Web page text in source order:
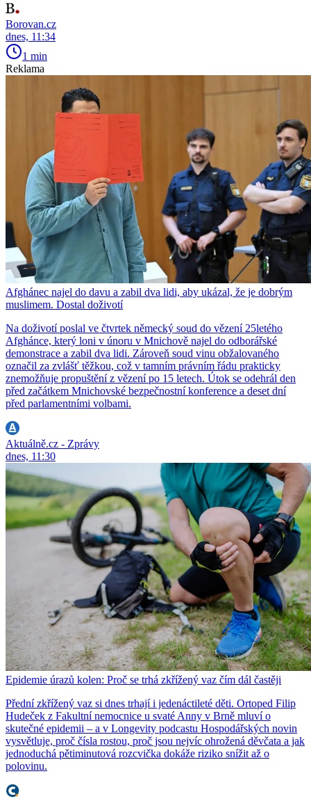
Borovan.cz
dnes, 11:34
1 min
Reklama
Afghánec najel do davu a zabil dva lidi, aby ukázal, že je dobrým
muslimem. Dostal doživotí
Na doživotí poslal ve čtvrtek německý soud do vězení 25letého
Afghánce, který loni v únoru v Mnichově najel do odborářské
demonstrace a zabil dva lidi. Zároveň soud vinu obžalovaného
označil za zvlášť těžkou, což v tamním právním řádu prakticky
znemožňuje propuštění z vězení po 15 letech. Útok se odehrál den
před začátkem Mnichovské bezpečnostní konference a deset dní
před parlamentními volbami.
Aktuálně.cz - Zprávy
dnes, 11:30
Epidemie úrazů kolen: Proč se trhá zkřížený vaz čím dál častěji
Přední zkřížený vaz si dnes trhají i jedenáctileté děti. Ortoped Filip
Hudeček z Fakultní nemocnice u svaté Anny v Brně mluví o
skutečné epidemii – a v Longevity podcastu Hospodářských novin
vysvětluje, proč čísla rostou, proč jsou nejvíc ohrožená děvčata a jak
jednoduchá pětiminutová rozcvička dokáže riziko snížit až o
polovinu.